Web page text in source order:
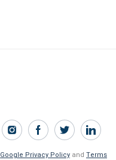
Google Privacy Policy and Terms